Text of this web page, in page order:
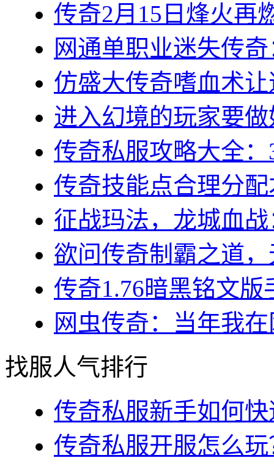
传奇2月15日烽火再
网通单职业迷失传
仿盛大传奇嗜血术
进入幻境的玩家要
传奇私服攻略大全
传奇技能点合理分
征战玛法，龙城血
欲问传奇制霸之道
传奇1.76暗黑铭文
网虫传奇：当年我
找服人气排行
传奇私服新手如何
传奇私服开服怎么